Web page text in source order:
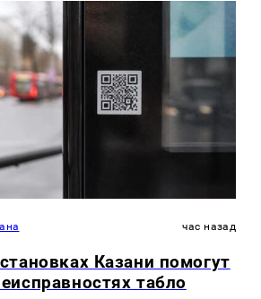
час назад
Казани помогут
табло